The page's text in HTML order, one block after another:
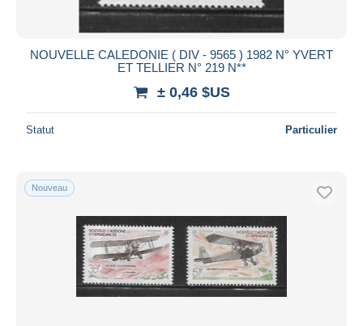
NOUVELLE CALEDONIE ( DIV - 9565 ) 1982 N° YVERT
ET TELLIER N° 219 N**
± 0,46 $US
Statut Particulier
Nouveau